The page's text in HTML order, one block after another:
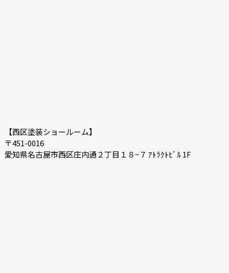
【西区塗装ショールーム】
〒451-0016
愛知県名古屋市西区庄内通２丁目１８−７ ｱﾄﾗｸﾄﾋﾞﾙ 1F